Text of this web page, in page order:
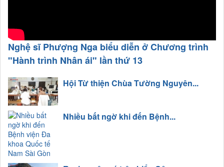
Nghệ sĩ Phượng Nga biểu diễn ở Chương trình
"Hành trình Nhân ái" lần thứ 13
Hội Từ thiện Chùa Tường Nguyên...
Nhiều bất ngờ khi đến Bệnh...